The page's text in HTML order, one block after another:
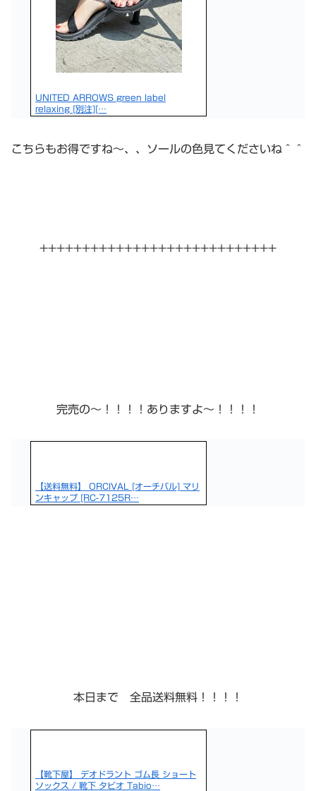
UNITED ARROWS green label
relaxing [別注][…
こちらもお得ですね〜、、ソールの色見てくださいね＾＾
++++++++++++++++++++++++++++
完売の〜！！！！ありますよ〜！！！！
【送料無料】 ORCIVAL [オーチバル] マリ
ンキャップ [RC-7125R…
本日まで 全品送料無料！！！！
【靴下屋】 デオドラント ゴム長 ショート
ソックス / 靴下 タビオ Tabio…